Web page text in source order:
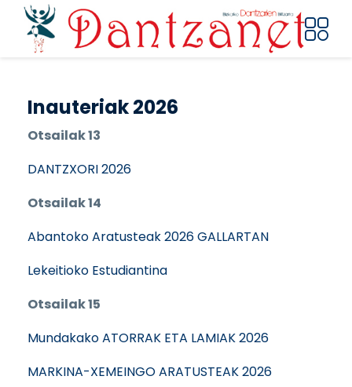
Pasar al contenido principal
Inauteriak 2026
Otsailak 13
DANTZXORI 2026
Otsailak 14
Abantoko Aratusteak 2026 GALLARTAN
Lekeitioko Estudiantina
Otsailak 15
Mundakako ATORRAK ETA LAMIAK 2026
MARKINA-XEMEINGO ARATUSTEAK 2026